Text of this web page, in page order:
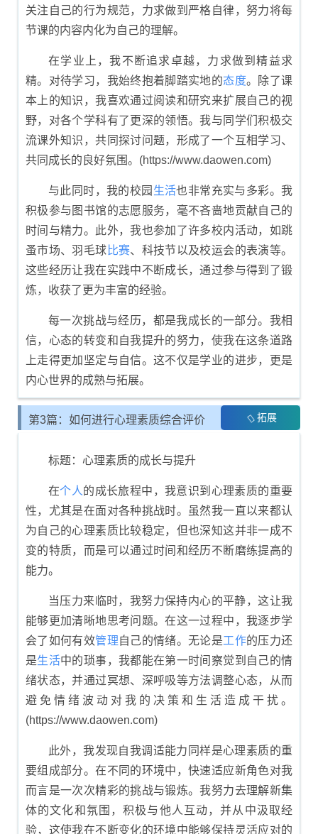
关注自己的行为规范，力求做到严格自律，努力将每
节课的内容内化为自己的理解。
在学业上，我不断追求卓越，力求做到精益求
精。对待学习，我始终抱着脚踏实地的态度。除了课
本上的知识，我喜欢通过阅读和研究来扩展自己的视
野，对各个学科有了更深的领悟。我与同学们积极交
流课外知识，共同探讨问题，形成了一个互相学习、
共同成长的良好氛围。(https://www.daowen.com)
与此同时，我的校园 生活也非常充实与多彩。我
积极参与图书馆的志愿服务，毫不吝啬地贡献自己的
时间与精力。此外，我也参加了许多校内活动，如跳
蚤市场、羽毛球 比赛、科技节以及校运会的表演等。
这些经历让我在实践中不断成长，通过参与得到了锻
炼，收获了更为丰富的经验。
每一次挑战与经历，都是我成长的一部分。我相
信，心态的转变和自我提升的努力，使我在这条道路
上走得更加坚定与自信。这不仅是学业的进步，更是
内心世界的成熟与拓展。
第3篇：如何进行心理素质综合评价 拓展
标题：心理素质的成长与提升
在个人的成长旅程中，我意识到心理素质的重要
性，尤其是在面对各种挑战时。虽然我一直以来都认
为自己的心理素质比较稳定，但也深知这并非一成不
变的特质，而是可以通过时间和经历不断磨练提高的
能力。
当压力来临时，我努力保持内心的平静，这让我
能够更加清晰地思考问题。在这一过程中，我逐步学
会了如何有效管理自己的情绪。无论是工作的压力还
是生活中的琐事，我都能在第一时间察觉到自己的情
绪状态，并通过冥想、深呼吸等方法调整心态，从而
避免情绪波动对我的决策和生活造成干扰。
(https://www.daowen.com)
此外，我发现自我调适能力同样是心理素质的重
要组成部分。在不同的环境中，快速适应新角色对我
而言是一次次精彩的挑战与锻炼。我努力去理解新集
体的文化和氛围，积极与他人互动，并从中汲取经
验，这使我在不断变化的环境中能够保持灵活应对的